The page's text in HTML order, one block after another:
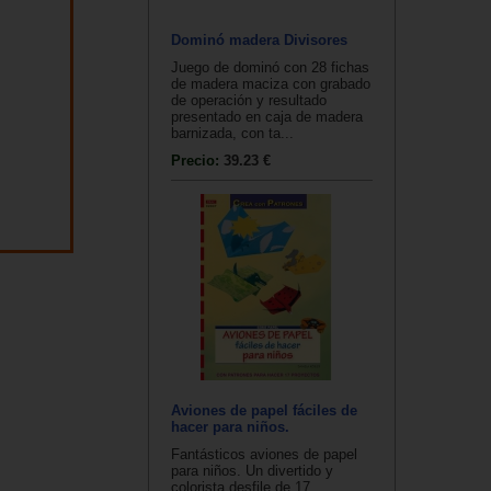
Dominó madera Divisores
Juego de dominó con 28 fichas
de madera maciza con grabado
de operación y resultado
presentado en caja de madera
barnizada, con ta...
Precio: 39.23 €
Aviones de papel fáciles de
hacer para niños.
Fantásticos aviones de papel
para niños. Un divertido y
colorista desfile de 17